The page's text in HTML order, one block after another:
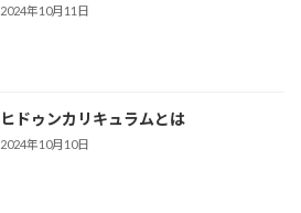
2024年10月11日
ヒドゥンカリキュラムとは
2024年10月10日